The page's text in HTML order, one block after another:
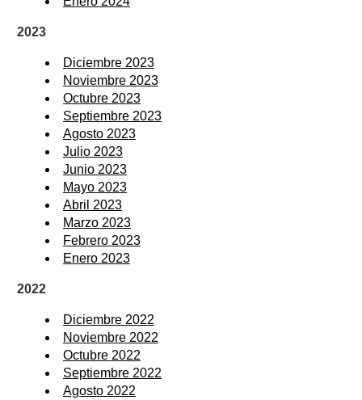
2023
Diciembre 2023
Noviembre 2023
Octubre 2023
Septiembre 2023
Agosto 2023
Julio 2023
Junio 2023
Mayo 2023
Abril 2023
Marzo 2023
Febrero 2023
Enero 2023
2022
Diciembre 2022
Noviembre 2022
Octubre 2022
Septiembre 2022
Agosto 2022